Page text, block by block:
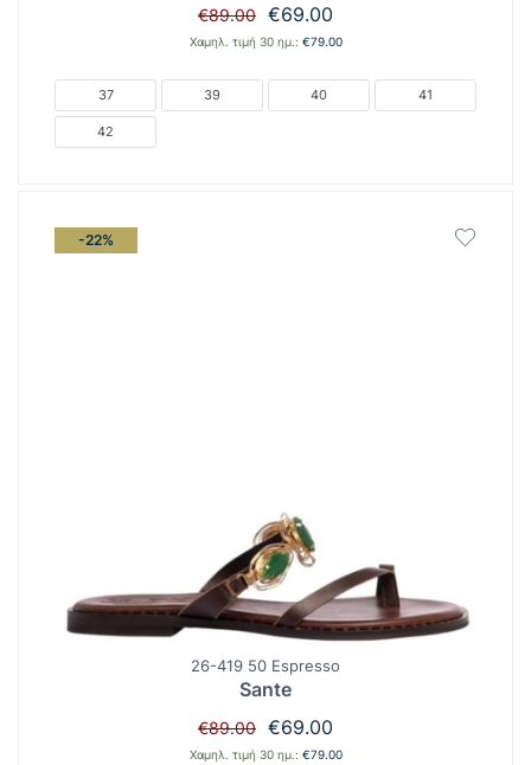
€89.00 Original
price
€89.00.
€69.00
τρέχουσα
€69.00.
Χαμηλ. τιμή 30 ημ.: €79.00
37 39 40 41
42
-22%
26-419 50 Espresso
Sante
€89.00 Original
price
€69.00
τρέχουσα
Χαμηλ. τιμή 30 ημ.: €79.00